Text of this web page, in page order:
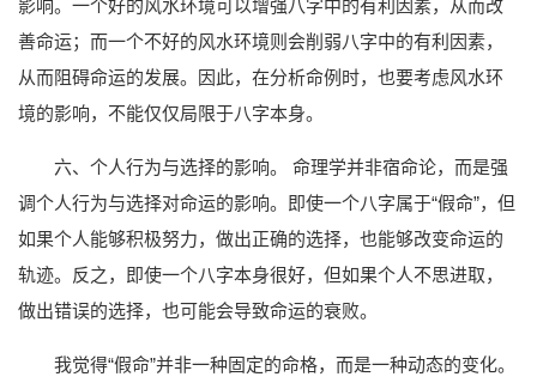
影响。一个好的风水环境可以增强八字中的有利因素，从而改
善命运；而一个不好的风水环境则会削弱八字中的有利因素，
从而阻碍命运的发展。因此，在分析命例时，也要考虑风水环
境的影响，不能仅仅局限于八字本身。
六、个人行为与选择的影响。 命理学并非宿命论，而是强
调个人行为与选择对命运的影响。即使一个八字属于“假命”，但
如果个人能够积极努力，做出正确的选择，也能够改变命运的
轨迹。反之，即使一个八字本身很好，但如果个人不思进取，
做出错误的选择，也可能会导致命运的衰败。
我觉得“假命”并非一种固定的命格，而是一种动态的变化。